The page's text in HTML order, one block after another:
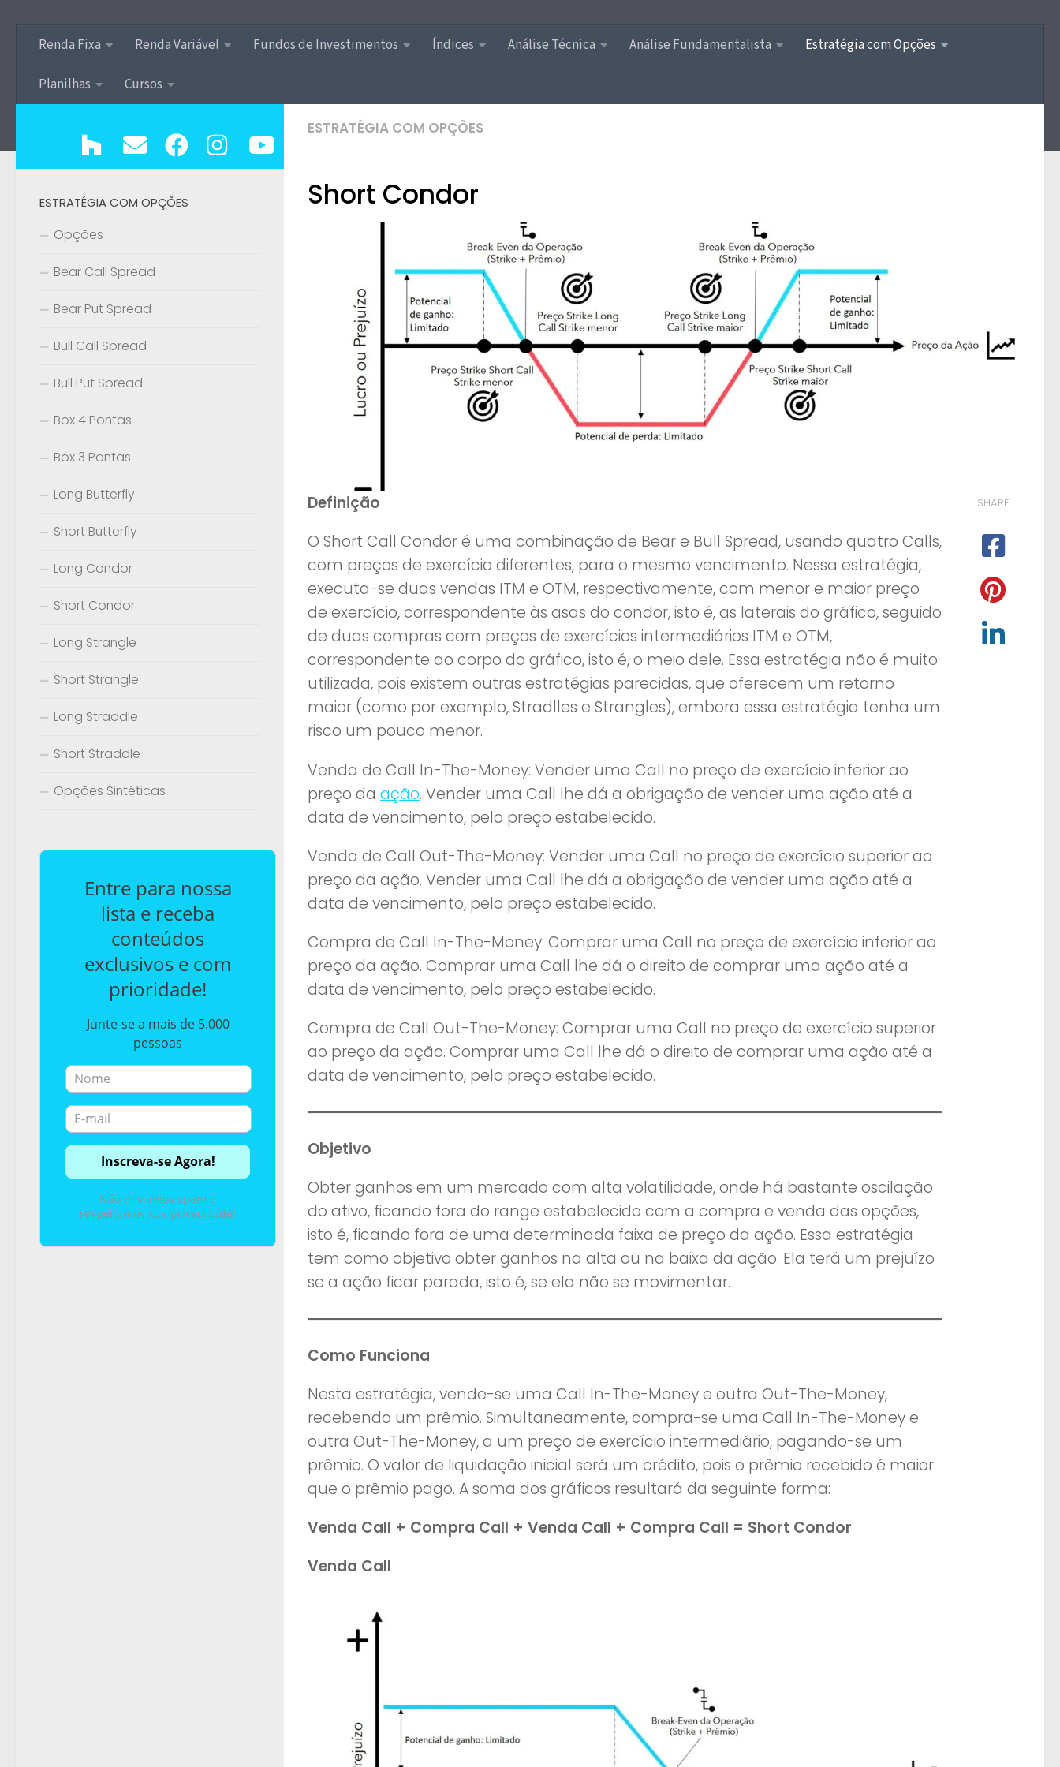
Renda Fixa Renda Variável Fundos de Investimentos Índices Análise Técnica Análise Fundamentalista Estratégia com Opções
Planilhas Cursos
ESTRATÉGIA COM OPÇÕES
Short Condor
Definição
O Short Call Condor é uma combinação de Bear e Bull Spread, usando quatro Calls,
com preços de exercício diferentes, para o mesmo vencimento. Nessa estratégia,
executa-se duas vendas ITM e OTM, respectivamente, com menor e maior preço
de exercício, correspondente às asas do condor, isto é, as laterais do gráfico, seguido
de duas compras com preços de exercícios intermediários ITM e OTM,
correspondente ao corpo do gráfico, isto é, o meio dele. Essa estratégia não é muito
utilizada, pois existem outras estratégias parecidas, que oferecem um retorno
maior (como por exemplo, Stradlles e Strangles), embora essa estratégia tenha um
risco um pouco menor.
Venda de Call In-The-Money: Vender uma Call no preço de exercício inferior ao
preço da ação. Vender uma Call lhe dá a obrigação de vender uma ação até a
data de vencimento, pelo preço estabelecido.
Venda de Call Out-The-Money: Vender uma Call no preço de exercício superior ao
preço da ação. Vender uma Call lhe dá a obrigação de vender uma ação até a
data de vencimento, pelo preço estabelecido.
Compra de Call In-The-Money: Comprar uma Call no preço de exercício inferior ao
preço da ação. Comprar uma Call lhe dá o direito de comprar uma ação até a
data de vencimento, pelo preço estabelecido.
Compra de Call Out-The-Money: Comprar uma Call no preço de exercício superior
ao preço da ação. Comprar uma Call lhe dá o direito de comprar uma ação até a
data de vencimento, pelo preço estabelecido.
Objetivo
Obter ganhos em um mercado com alta volatilidade, onde há bastante oscilação
do ativo, ficando fora do range estabelecido com a compra e venda das opções,
isto é, ficando fora de uma determinada faixa de preço da ação. Essa estratégia
tem como objetivo obter ganhos na alta ou na baixa da ação. Ela terá um prejuízo
se a ação ficar parada, isto é, se ela não se movimentar.
Como Funciona
Nesta estratégia, vende-se uma Call In-The-Money e outra Out-The-Money,
recebendo um prêmio. Simultaneamente, compra-se uma Call In-The-Money e
outra Out-The-Money, a um preço de exercício intermediário, pagando-se um
prêmio. O valor de liquidação inicial será um crédito, pois o prêmio recebido é maior
que o prêmio pago. A soma dos gráficos resultará da seguinte forma:
Venda Call + Compra Call + Venda Call + Compra Call = Short Condor
Venda Call
SHARE
ESTRATÉGIA COM OPÇÕES
Opções
Bear Call Spread
Bear Put Spread
Bull Call Spread
Bull Put Spread
Box 4 Pontas
Box 3 Pontas
Long Butterfly
Short Butterfly
Long Condor
Short Condor
Long Strangle
Short Strangle
Long Straddle
Short Straddle
Opções Sintéticas
Entre para nossa
lista e receba
conteúdos
exclusivos e com
prioridade!
Junte-se a mais de 5.000
pessoas
Não enviamos spam e
respeitamos sua privacidade!